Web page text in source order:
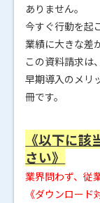
ありません。
今すぐ行動を起
業績に大きな差
この資料請求は
早期導入のメリ
冊です。
《以下に
さい》
業界問わず、従
《ダウンロード